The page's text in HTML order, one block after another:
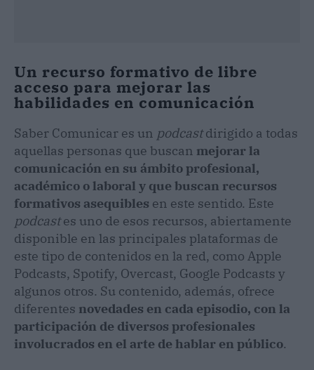
Un recurso formativo de libre
acceso para mejorar las
habilidades en comunicación
Saber Comunicar es un podcastdirigido a todas
aquellas personas que buscan mejorar la
comunicación en su ámbito profesional,
académico o laboral y que buscan recursos
formativos asequibles en este sentido. Este
podcastes uno de esos recursos, abiertamente
disponible en las principales plataformas de
este tipo de contenidos en la red, como Apple
Podcasts, Spotify, Overcast, Google Podcasts y
algunos otros. Su contenido, además, ofrece
diferentes novedades en cada episodio, con la
participación de diversos profesionales
involucrados en el arte de hablar en público.